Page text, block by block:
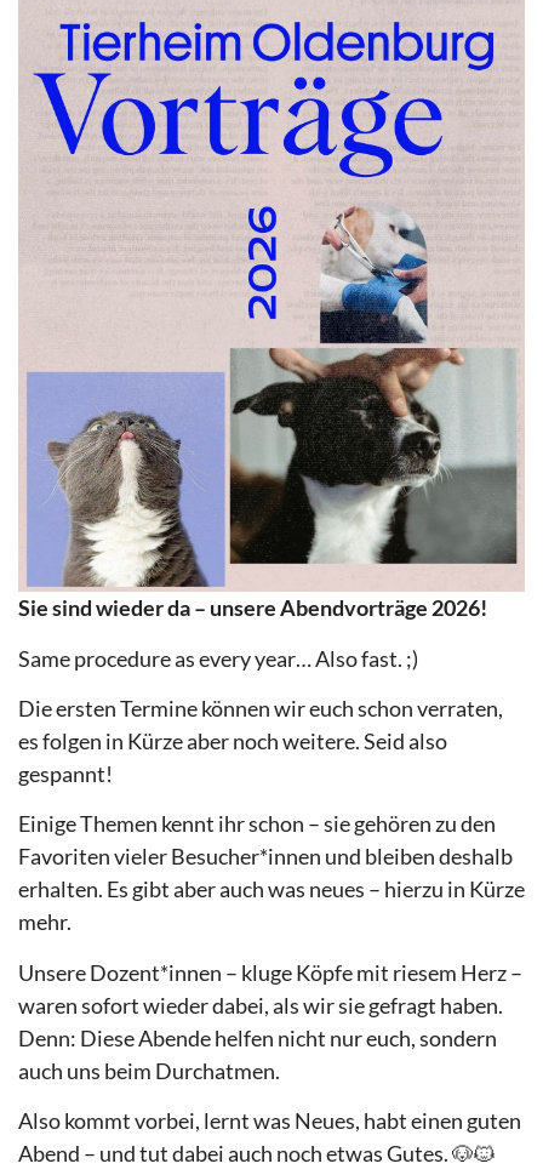
Sie sind wieder da – unsere Abendvorträge 2026!
Same procedure as every year… Also fast. ;)
Die ersten Termine können wir euch schon verraten,
es folgen in Kürze aber noch weitere. Seid also
gespannt!
Einige Themen kennt ihr schon – sie gehören zu den
Favoriten vieler Besucher*innen und bleiben deshalb
erhalten. Es gibt aber auch was neues – hierzu in Kürze
mehr.
Unsere Dozent*innen – kluge Köpfe mit riesem Herz –
waren sofort wieder dabei, als wir sie gefragt haben.
Denn: Diese Abende helfen nicht nur euch, sondern
auch uns beim Durchatmen.
Also kommt vorbei, lernt was Neues, habt einen guten
Abend – und tut dabei auch noch etwas Gutes. 🐶🐱